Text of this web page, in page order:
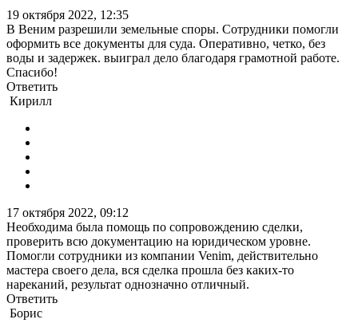
19 октября 2022, 12:35
В Веним разрешили земельные споры. Сотрудники помогли
оформить все документы для суда. Оперативно, четко, без
воды и задержек. выиграл дело благодаря грамотной работе.
Спасибо!
Ответить
Кирилл
17 октября 2022, 09:12
Необходима была помощь по сопровождению сделки,
проверить всю документацию на юридическом уровне.
Помогли сотрудники из компании Venim, действительно
мастера своего дела, вся сделка прошла без каких-то
нареканий, результат однозначно отличный.
Ответить
Борис